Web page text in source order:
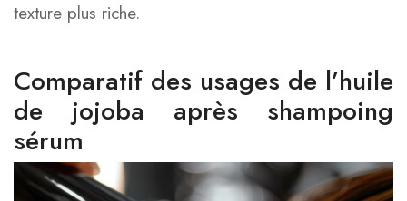
texture plus riche.
Comparatif des usages de l’huile
de jojoba après shampoing
sérum